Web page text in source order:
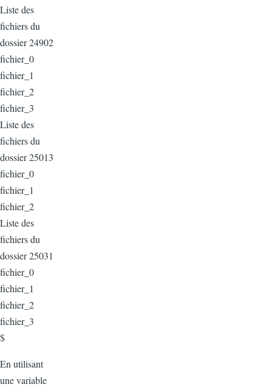
Liste des
fichiers du
dossier 24902
fichier_0
fichier_1
fichier_2
fichier_3
Liste des
fichiers du
dossier 25013
fichier_0
fichier_1
fichier_2
Liste des
fichiers du
dossier 25031
fichier_0
fichier_1
fichier_2
fichier_3
$
En utilisant
une variable